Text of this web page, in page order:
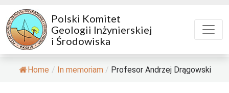
Polski Komitet
Geologii Inżynierskiej
i Środowiska
Home / In memoriam / Profesor Andrzej Drągowski